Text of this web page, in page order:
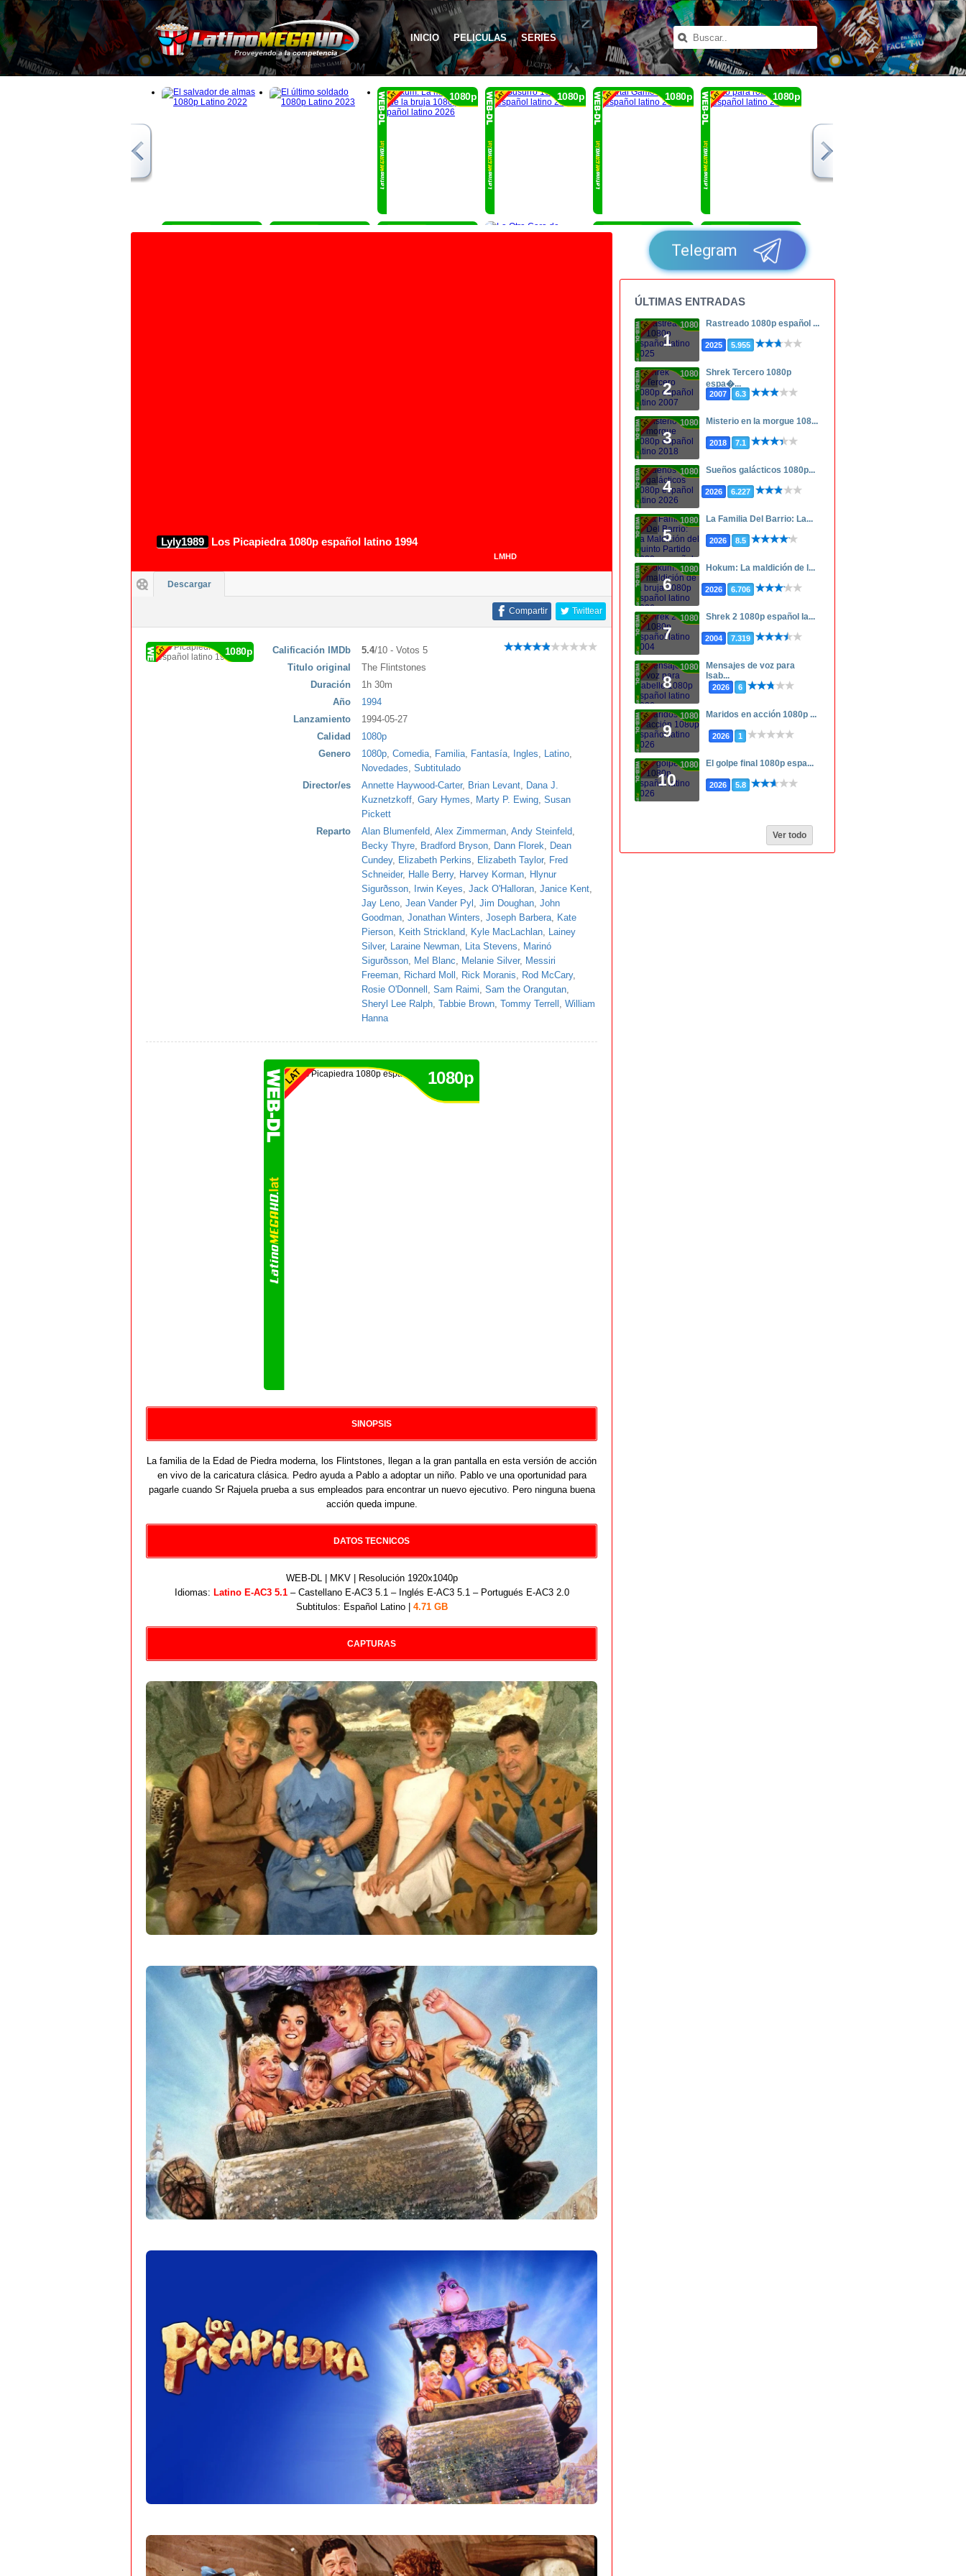
INICIO PELICULAS SERIES
1080p 1080p 1080p 1080p
1080p 1080p 1080p 1080p 1080p
Lyly1989 Los Picapiedra 1080p español latino 1994
LMHD
Descargar
Twittear
Compartir
1080p Calificación IMDb 5.4/10 - Votos 5
Titulo original
The Flintstones
Duración
1h 30m
Año
1994
Lanzamiento
1994-05-27
Calidad
1080p
Genero
1080p, Comedia, Familia, Fantasía, Ingles, Latino,
Novedades, Subtitulado
Director/es
Annette Haywood-Carter, Brian Levant, Dana J.
Kuznetzkoff, Gary Hymes, Marty P. Ewing, Susan
Pickett
Reparto
Alan Blumenfeld, Alex Zimmerman, Andy Steinfeld,
Becky Thyre, Bradford Bryson, Dann Florek, Dean
Cundey, Elizabeth Perkins, Elizabeth Taylor, Fred
Schneider, Halle Berry, Harvey Korman, Hlynur
Sigurðsson, Irwin Keyes, Jack O'Halloran, Janice Kent,
Jay Leno, Jean Vander Pyl , Jim Doughan, John
Goodman, Jonathan Winters, Joseph Barbera, Kate
Pierson, Keith Strickland, Kyle MacLachlan, Lainey
Silver, Laraine Newman, Lita Stevens, Marinó
Sigurðsson, Mel Blanc, Melanie Silver, Messiri
Freeman, Richard Moll , Rick Moranis, Rod McCary,
Rosie O'Donnell , Sam Raimi, Sam the Orangutan,
Sheryl Lee Ralph, Tabbie Brown, Tommy Terrell , William
Hanna
1080p
SINOPSIS
La familia de la Edad de Piedra moderna, los Flintstones, llegan a la gran pantalla en esta versión de acción
en vivo de la caricatura clásica. Pedro ayuda a Pablo a adoptar un niño. Pablo ve una oportunidad para
pagarle cuando Sr Rajuela prueba a sus empleados para encontrar un nuevo ejecutivo. Pero ninguna buena
acción queda impune.
DATOS TECNICOS
WEB-DL | MKV | Resolución 1920x1040p
Idiomas: Latino E-AC3 5.1– Castellano E-AC3 5.1 – Inglés E-AC3 5.1 – Portugués E-AC3 2.0
Subtitulos: Español Latino | 4.71 GB
CAPTURAS
Telegram
ÚLTIMAS ENTRADAS
1
1080p Rastreado 1080p español ...
2025 5.955
2
1080p
Shrek Tercero 1080p
espa�...
2007 6.3
3
1080p Misterio en la morgue 108...
2018 7.1
4
1080p Sueños galácticos 1080p...
2026 6.227
5
1080p La Familia Del Barrio: La...
2026 8.5
6
1080p Hokum: La maldición de l...
2026 6.706
7
1080p Shrek 2 1080p español la...
2004 7.319
8
1080p
Mensajes de voz para
Isab...
2026 6
9
1080p Maridos en acción 1080p ...
2026 1
10
1080p El golpe final 1080p espa...
2026 5.8
Ver todo